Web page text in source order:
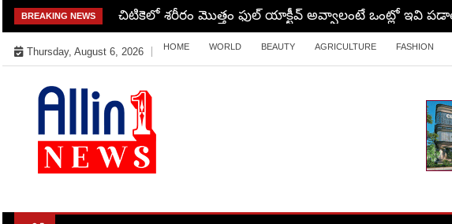
Skip
to
content
BREAKING NEWS చిటికెలో శరీరం మొత్తం ఫుల్ యాక్టీవ్ అవ్వాలంటే ఒంట్లో ఇవి
Thursday, August 6, 2026 HOME WORLD BEAUTY AGRICULTURE FASHION